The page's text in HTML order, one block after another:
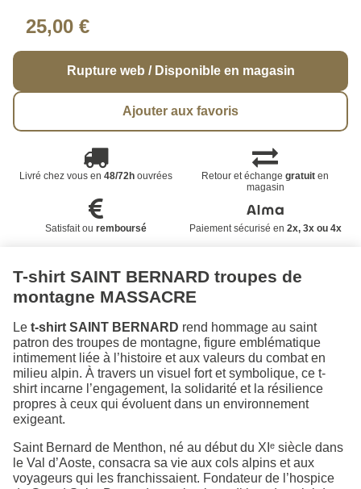
25,00 €
Rupture web / Disponible en magasin
Ajouter aux favoris
Livré chez vous en 48/72houvrées Retour et échangegratuit en
magasin
Satisfait ou remboursé Paiement sécurisé en 2x, 3x ou 4x
T-shirt SAINT BERNARD troupes de
montagne MASSACRE
Le t-shirt SAINT BERNARD rend hommage au saint
patron des troupes de montagne, figure emblématique
intimement liée à l’histoire et aux valeurs du combat en
milieu alpin. À travers un visuel fort et symbolique, ce t-
shirt incarne l’engagement, la solidarité et la résilience
propres à ceux qui évoluent dans un environnement
exigeant.
Saint Bernard de Menthon, né au début du XIᵉ siècle dans
le Val d’Aoste, consacra sa vie aux cols alpins et aux
voyageurs qui les franchissaient. Fondateur de l’hospice